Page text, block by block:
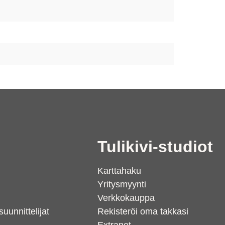
Tulikivi-studiot
Karttahaku
Yritysmyynti
Verkkokauppa
Rekisteröi oma takkasi